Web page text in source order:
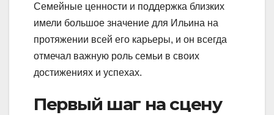
Семейные ценности и поддержка близких
имели большое значение для Ильина на
протяжении всей его карьеры, и он всегда
отмечал важную роль семьи в своих
достижениях и успехах.
Первый шаг на сцену